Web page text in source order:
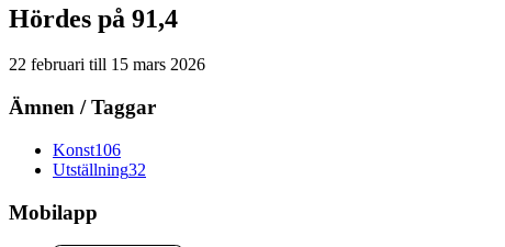
Hördes på 91,4
22 februari till 15 mars 2026
Ämnen / Taggar
Konst106
Utställning32
Mobilapp